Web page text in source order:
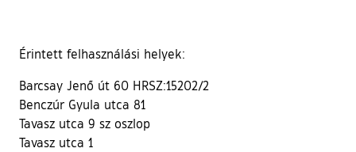
Érintett felhasználási helyek:
Barcsay Jenő út 60 HRSZ:15202/2
Benczúr Gyula utca 81
Tavasz utca 9 sz oszlop
Tavasz utca 1